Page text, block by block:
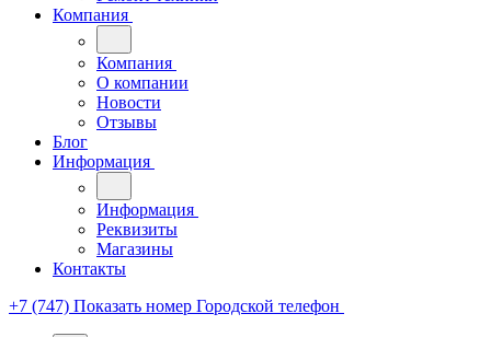
Компания
Компания
О компании
Новости
Отзывы
Блог
Информация
Информация
Реквизиты
Магазины
Контакты
+7 (747) Показать номер Городской телефон